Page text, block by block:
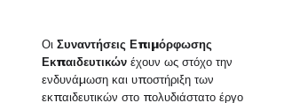
Οι Συναντήσεις Επιμόρφωσης
Εκπαιδευτικών έχουν ως στόχο την
ενδυνάμωση και υποστήριξη των
εκπαιδευτικών στο πολυδιάστατο έργο